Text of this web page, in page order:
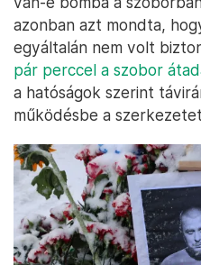
azonban azt mondta,
egyáltalán nem volt
pár perccel a szobor
a hatóságok szerint
működésbe a